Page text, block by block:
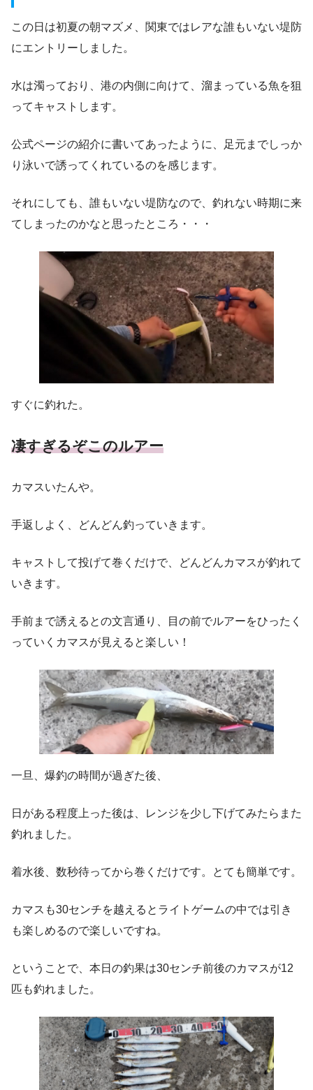
この日は初夏の朝マズメ、関東ではレアな誰もいない堤防
にエントリーしました。
水は濁っており、港の内側に向けて、溜まっている魚を狙
ってキャストします。
公式ページの紹介に書いてあったように、足元までしっか
り泳いで誘ってくれているのを感じます。
それにしても、誰もいない堤防なので、釣れない時期に来
てしまったのかなと思ったところ・・・
すぐに釣れた。
凄すぎるぞこのルアー
カマスいたんや。
手返しよく、どんどん釣っていきます。
キャストして投げて巻くだけで、どんどんカマスが釣れて
いきます。
手前まで誘えるとの文言通り、目の前でルアーをひったく
っていくカマスが見えると楽しい！
一旦、爆釣の時間が過ぎた後、
日がある程度上った後は、レンジを少し下げてみたらまた
釣れました。
着水後、数秒待ってから巻くだけです。とても簡単です。
カマスも30センチを越えるとライトゲームの中では引き
も楽しめるので楽しいですね。
ということで、本日の釣果は30センチ前後のカマスが12
匹も釣れました。